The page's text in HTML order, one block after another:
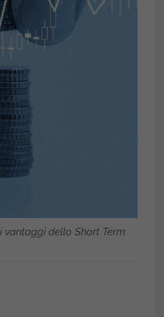
vantaggi dello Short Term